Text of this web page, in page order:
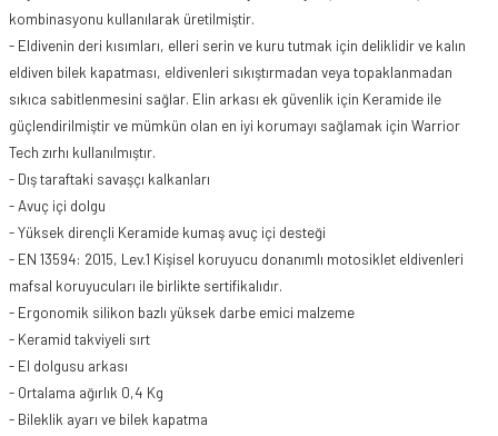
kombinasyonu kullanılarak üretilmiştir.
- Eldivenin deri kısımları, elleri serin ve kuru tutmak için deliklidir ve kalın
eldiven bilek kapatması, eldivenleri sıkıştırmadan veya topaklanmadan
sıkıca sabitlenmesini sağlar. Elin arkası ek güvenlik için Keramide ile
güçlendirilmiştir ve mümkün olan en iyi korumayı sağlamak için Warrior
Tech zırhı kullanılmıştır.
- Dış taraftaki savaşçı kalkanları
- Avuç içi dolgu
- Yüksek dirençli Keramide kumaş avuç içi desteği
- EN 13594: 2015, Lev.1 Kişisel koruyucu donanımlı motosiklet eldivenleri
mafsal koruyucuları ile birlikte sertifikalıdır.
- Ergonomik silikon bazlı yüksek darbe emici malzeme
- Keramid takviyeli sırt
- El dolgusu arkası
- Ortalama ağırlık 0,4 Kg
- Bileklik ayarı ve bilek kapatma